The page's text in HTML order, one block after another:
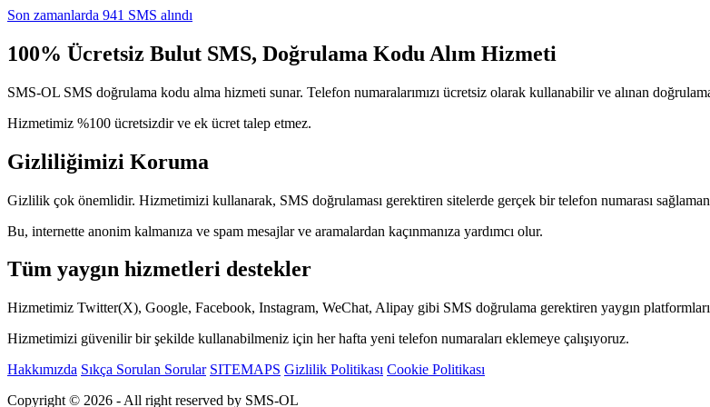
Son zamanlarda 941 SMS alındı
100% Ücretsiz Bulut SMS, Doğrulama Kodu Alım Hizmeti
SMS-OL SMS doğrulama kodu alma hizmeti sunar. Telefon numaralarımızı ücretsiz olarak kullanabilir ve alınan
Hizmetimiz %100 ücretsizdir ve ek ücret talep etmez.
Gizliliğimizi Koruma
Gizlilik çok önemlidir. Hizmetimizi kullanarak, SMS doğrulaması gerektiren sitelerde gerçek bir telefon numarası
Bu, internette anonim kalmanıza ve spam mesajlar ve aramalardan kaçınmanıza yardımcı olur.
Tüm yaygın hizmetleri destekler
Hizmetimiz Twitter(X), Google, Facebook, Instagram, WeChat, Alipay gibi SMS doğrulama gerektiren yaygın platformları
Hizmetimizi güvenilir bir şekilde kullanabilmeniz için her hafta yeni telefon numaraları eklemeye çalışıyoruz.
Hakkımızda Sıkça Sorulan Sorular SITEMAPS Gizlilik Politikası Cookie Politikası
Copyright © 2026 - All right reserved by SMS-OL